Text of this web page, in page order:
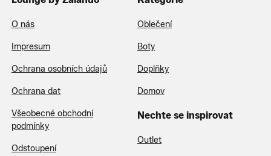
O nás
Impresum
Ochrana osobních údajů
Ochrana dat
Všeobecné obchodní
podmínky
Odstoupení
Oblečení
Boty
Doplňky
Domov
Nechte se inspirovat
Outlet